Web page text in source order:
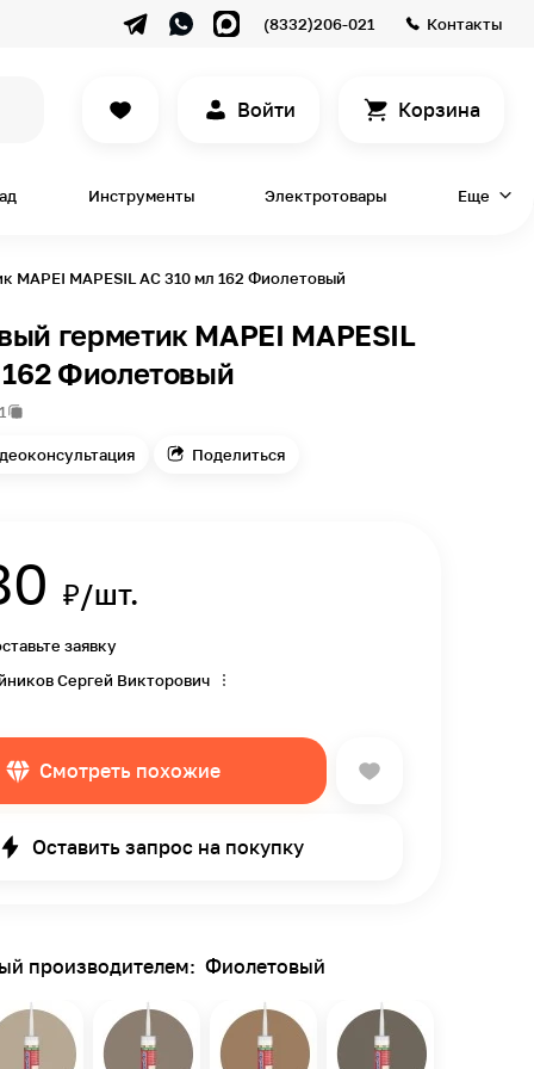
(8332)206-021 Контакты
Войти Корзина
Инструменты Электротовары Еще
MAPEI MAPESIL AC 310 мл 162 Фиолетовый
герметик MAPEI MAPESIL
Фиолетовый
Поделиться
₽/шт.
заявку
Сергей Викторович
Смотреть похожие
Оставить запрос на покупку
производителем: Фиолетовый